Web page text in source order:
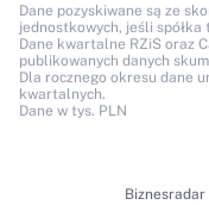
Dane pozyskiwane są ze
jednostkowych, jeśli
Dane kwartalne RZiS oraz
publikowanych danych
Dla rocznego okresu dane
kwartalnych.
Dane w tys. PLN